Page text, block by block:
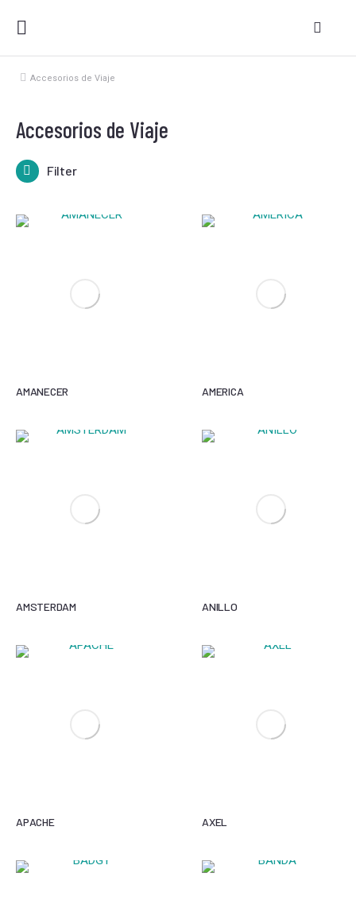
Accesorios de Viaje
Filter
Estás aquí:
Accesorios de Viaje
AMANECER AMERICA
AMSTERDAM ANILLO
APACHE AXEL